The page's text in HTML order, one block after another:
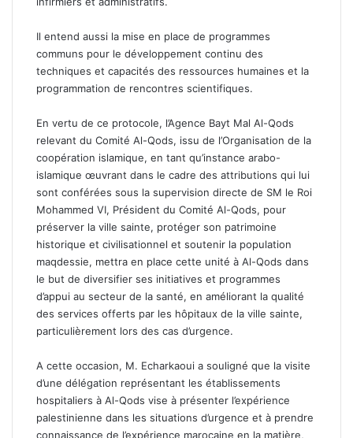
Il entend aussi la mise en place de programmes
communs pour le développement continu des
techniques et capacités des ressources humaines et la
programmation de rencontres scientifiques.
En vertu de ce protocole, l’Agence Bayt Mal Al-Qods
relevant du Comité Al-Qods, issu de l’Organisation de la
coopération islamique, en tant qu’instance arabo-
islamique œuvrant dans le cadre des attributions qui lui
sont conférées sous la supervision directe de SM le Roi
Mohammed VI, Président du Comité Al-Qods, pour
préserver la ville sainte, protéger son patrimoine
historique et civilisationnel et soutenir la population
maqdessie, mettra en place cette unité à Al-Qods dans
le but de diversifier ses initiatives et programmes
d’appui au secteur de la santé, en améliorant la qualité
des services offerts par les hôpitaux de la ville sainte,
particulièrement lors des cas d’urgence.
A cette occasion, M. Echarkaoui a souligné que la visite
d’une délégation représentant les établissements
hospitaliers à Al-Qods vise à présenter l’expérience
palestinienne dans les situations d’urgence et à prendre
connaissance de l’expérience marocaine en la matière,